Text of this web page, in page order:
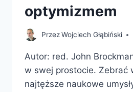
optymizmem
PrzezWojciech Głąbiński
Autor: red. John
w swej prostocie. Zebrać
najtęższe naukowe